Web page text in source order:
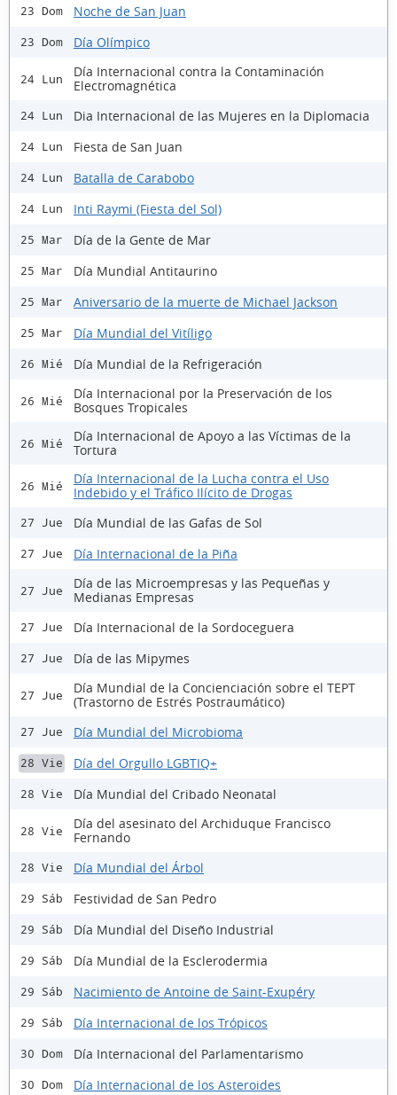
23 Dom Noche de San Juan
23 Dom Día Olímpico
24 Lun
Día Internacional contra la Contaminación
Electromagnética
24 Lun Dia Internacional de las Mujeres en la Diplomacia
24 Lun Fiesta de San Juan
24 Lun Batalla de Carabobo
24 Lun Inti Raymi (Fiesta del Sol)
25 Mar Día de la Gente de Mar
25 Mar Día Mundial Antitaurino
25 Mar Aniversario de la muerte de Michael Jackson
25 Mar Día Mundial del Vitíligo
26 Mié Día Mundial de la Refrigeración
26 Mié
Día Internacional por la Preservación de los
Bosques Tropicales
26 Mié
Día Internacional de Apoyo a las Víctimas de la
Tortura
26 Mié
Día Internacional de la Lucha contra el Uso
Indebido y el Tráfico Ilícito de Drogas
27 Jue Día Mundial de las Gafas de Sol
27 Jue Día Internacional de la Piña
27 Jue
Día de las Microempresas y las Pequeñas y
Medianas Empresas
27 Jue Día Internacional de la Sordoceguera
27 Jue Día de las Mipymes
27 Jue
Día Mundial de la Concienciación sobre el TEPT
(Trastorno de Estrés Postraumático)
27 Jue Día Mundial del Microbioma
28 Vie Día del Orgullo LGBTIQ+
28 Vie Día Mundial del Cribado Neonatal
28 Vie
Día del asesinato del Archiduque Francisco
Fernando
28 Vie Día Mundial del Árbol
29 Sáb Festividad de San Pedro
29 Sáb Día Mundial del Diseño Industrial
29 Sáb Día Mundial de la Esclerodermia
29 Sáb Nacimiento de Antoine de Saint-Exupéry
29 Sáb Día Internacional de los Trópicos
30 Dom Día Internacional del Parlamentarismo
30 Dom Día Internacional de los Asteroides